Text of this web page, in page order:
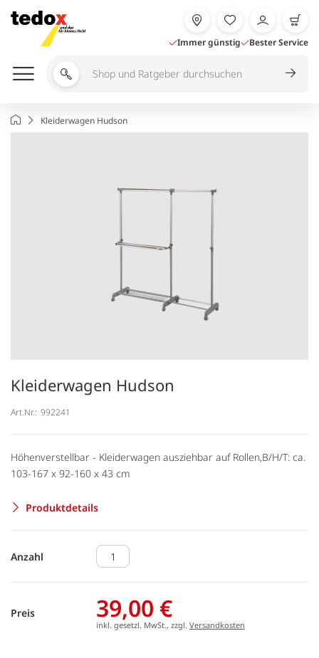
Inhalt
springen
Immer günstig Bester Service
Shop
durchsuchen
StartseiteKleiderwagen Hudson
Kleiderwagen Hudson
Art.Nr.: 992241
Höhenverstellbar - Kleiderwagen ausziehbar auf Rollen,B/H/T: ca.
103-167 x 92-160 x 43 cm
Produktdetails
Anzahl
Preis 39,00 €
inkl. gesetzl. MwSt., zzgl. Versandkosten